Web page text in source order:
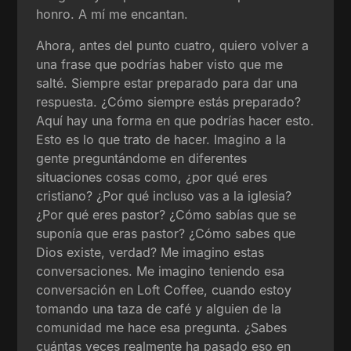
honro. A mí me encantan.
Ahora, antes del punto cuatro, quiero volver a
una frase que podrías haber visto que me
salté. Siempre estar preparado para dar una
respuesta. ¿Cómo siempre estás preparado?
Aquí hay una forma en que podrías hacer esto.
Esto es lo que trato de hacer. Imagino a la
gente preguntándome en diferentes
situaciones cosas como, ¿por qué eres
cristiano? ¿Por qué incluso vas a la iglesia?
¿Por qué eres pastor? ¿Cómo sabías que se
suponía que eras pastor? ¿Cómo sabes que
Dios existe, verdad? Me imagino estas
conversaciones. Me imagino teniendo esa
conversación en Loft Coffee, cuando estoy
tomando una taza de café y alguien de la
comunidad me hace esa pregunta. ¿Sabes
cuántas veces realmente ha pasado eso en